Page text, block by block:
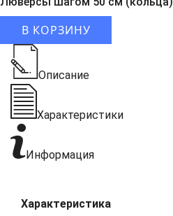
В КОРЗИНУ
Описание
Характеристики
Информация
Характеристика